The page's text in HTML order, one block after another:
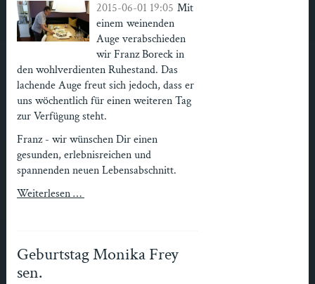
2015-06-01 19:05 Mit
einem weinenden
Auge verabschieden
wir Franz Boreck in
den wohlverdienten Ruhestand. Das
lachende Auge freut sich jedoch, dass er
uns wöchentlich für einen weiteren Tag
zur Verfügung steht.
Franz - wir wünschen Dir einen
gesunden, erlebnisreichen und
spannenden neuen Lebensabschnitt.
Weiterlesen …
Geburtstag Monika Frey
sen.